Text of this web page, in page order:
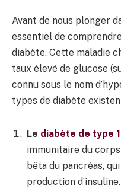
Avant de nous plonger
essentiel de
diabète. Cette maladie
taux élevé de glucose
connu sous le nom
types de diabète
Le diabète de type 1
immunitaire du
bêta du pancréas,
production